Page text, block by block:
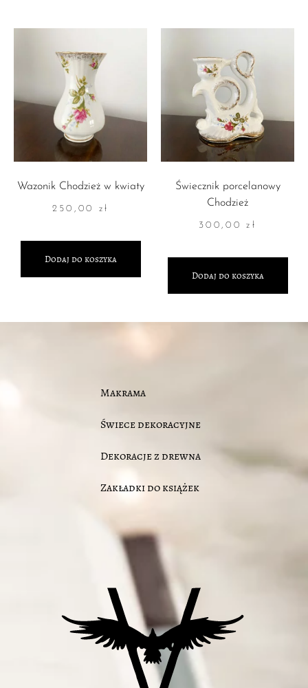
Wazonik Chodzież w kwiaty
250,00 zł
Dodaj do koszyka
Świecznik porcelanowy
Chodzież
300,00zł
Dodaj do koszyka
Makrama
Świece dekoracyjne
Dekoracje z drewna
Zakładki do książek